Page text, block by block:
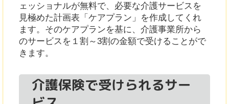
ェッショナルが無料で、必要な介護サービスを
見極めた計画表「ケアプラン」を作成してくれ
ます。そのケアプランを基に、介護事業所から
のサービスを１割～3割の金額で受けることがで
きます。
介護保険で受けられるサー